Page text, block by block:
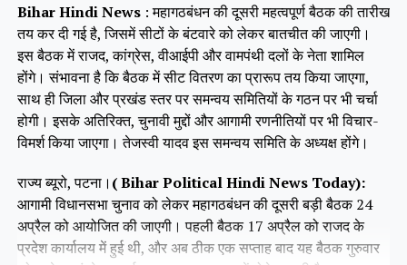
Bihar Hindi News: महागठबंधन की दूसरी महत्वपूर्ण बैठक की तारीख
तय कर दी गई है, जिसमें सीटों के बंटवारे को लेकर बातचीत की जाएगी।
इस बैठक में राजद, कांग्रेस, वीआईपी और वामपंथी दलों के नेता शामिल
होंगे। संभावना है कि बैठक में सीट वितरण का प्रारूप तय किया जाएगा,
साथ ही जिला और प्रखंड स्तर पर समन्वय समितियों के गठन पर भी चर्चा
होगी। इसके अतिरिक्त, चुनावी मुद्दों और आगामी रणनीतियों पर भी विचार-
विमर्श किया जाएगा। तेजस्वी यादव इस समन्वय समिति के अध्यक्ष होंगे।
राज्य ब्यूरो, पटना। ( Bihar Political Hindi News Today):
आगामी विधानसभा चुनाव को लेकर महागठबंधन की दूसरी बड़ी बैठक 24
अप्रैल को आयोजित की जाएगी। पहली बैठक 17 अप्रैल को राजद के
प्रदेश कार्यालय में हुई थी, और अब ठीक एक सप्ताह बाद यह बैठक गुरुवार